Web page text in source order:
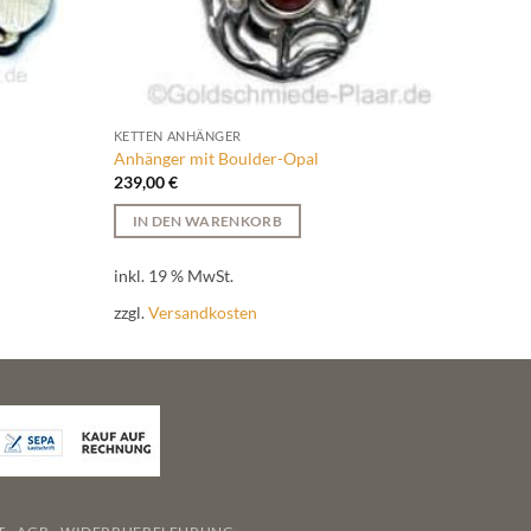
KETTEN ANHÄNGER
Anhänger mit Boulder-Opal
239,00€
IN DEN WARENKORB
inkl. 19 % MwSt.
zzgl.Versandkosten